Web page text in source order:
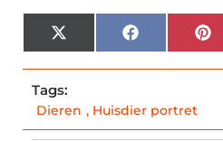
X
(Twitter)
Facebook
Tags:
Dieren , Huisdier portret